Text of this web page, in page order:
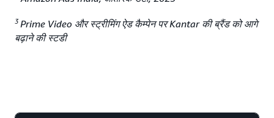
3 Prime Video और स्ट्रीमिंग ऐड कैम्पेन पर Kantar की ब्रैंड को आगे
बढ़ाने की स्टडी